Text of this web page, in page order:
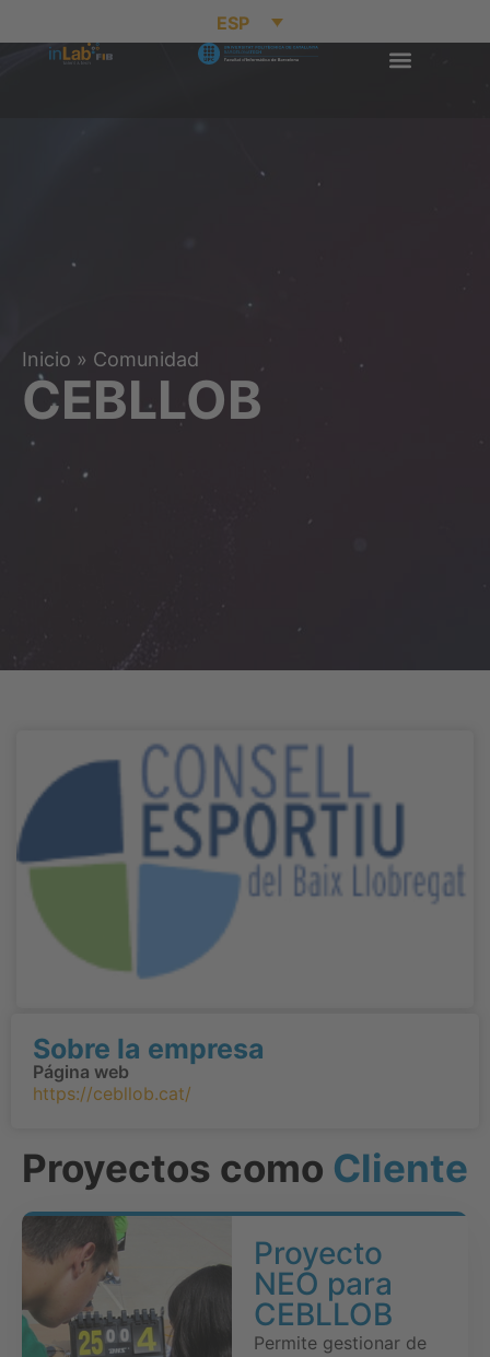
ESP
Inicio » Comunidad
CEBLLOB
Proyectos como Cliente
Proyecto
NEO para
CEBLLOB
Permite gestionar de
Sobre la empresa
Página web
https://cebllob.cat/